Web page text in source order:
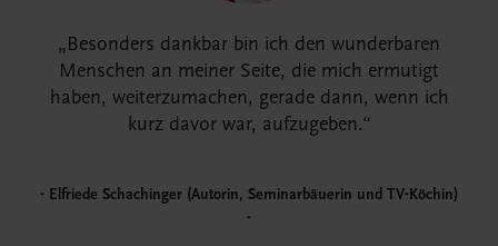
Besonders dankbar bin ich den wunderbaren
Menschen an meiner Seite, die mich ermutigt
haben, weiterzumachen, gerade dann, wenn ich
kurz davor war, aufzugeben.
Elfriede Schachinger (Autorin, Seminarbäuerin und TV-Köchin)